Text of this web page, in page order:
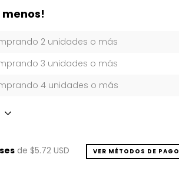
menos!
2 unidades o más
3 unidades o más
4 unidades o más
de $5.72 USD VER MÉTODOS DE PAGO